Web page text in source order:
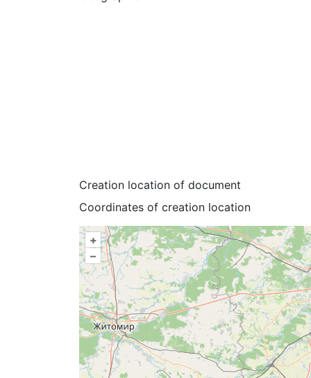
Creation location of document
Coordinates of creation location
+
–